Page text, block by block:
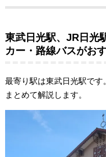
東武日光駅、JR日光
カー・路線バスがおす
最寄り駅は東武日光駅で
まとめて解説します。